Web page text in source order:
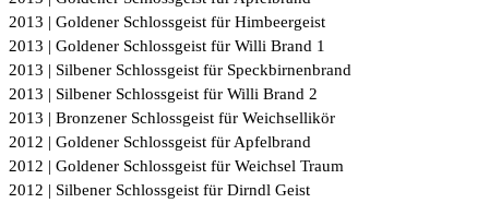
2013 | Goldener Schlossgeist für Himbeergeist
2013 | Goldener Schlossgeist für Willi Brand 1
2013 | Silbener Schlossgeist für Speckbirnenbrand
2013 | Silbener Schlossgeist für Willi Brand 2
2013 | Bronzener Schlossgeist für Weichsellikör
2012 | Goldener Schlossgeist für Apfelbrand
2012 | Goldener Schlossgeist für Weichsel Traum
2012 | Silbener Schlossgeist für Dirndl Geist